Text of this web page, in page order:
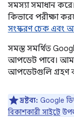
সমস্যা সমাধান
কিভাবে পরীক্ষা
সংস্করণ চেক এবং
সমস্ত সমর্থিত
আপডেট পাবে।
আপডেটগুলি গ্রহণ
দ্রষ্টব্য: Google
বিকাশকারী সাইটে